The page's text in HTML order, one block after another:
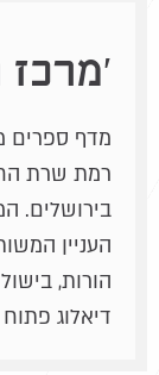
מדף ספרים
רמת שרת
בירושלים.
העניין
הורות,
דיאלוג